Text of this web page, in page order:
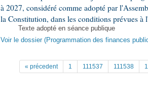
à 2027, considéré comme adopté par
la Constitution, dans les conditions prévues
Texte adopté en séance publique
Voir le dossier (Programmation des finances
« précedent 1 111537 111538